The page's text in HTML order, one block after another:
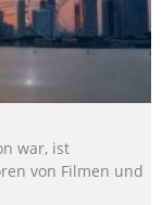
war, ist
von Filmen und